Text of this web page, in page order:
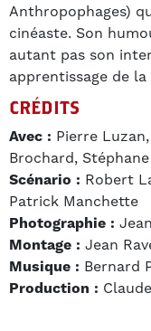
Anthropophages)
cinéaste. Son
autant pas son
apprentissage de
CRÉDITS
Avec : Pierre
Brochard,
Scénario : Robert
Patrick Manchette
Photographie :
Montage : Jean
Musique : Bernard
Production :